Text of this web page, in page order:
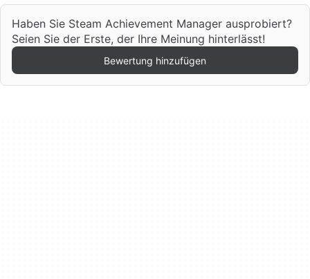
Haben Sie Steam Achievement Manager ausprobiert?
Seien Sie der Erste, der Ihre Meinung hinterlässt!
Bewertung hinzufügen